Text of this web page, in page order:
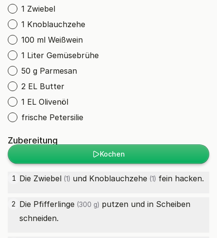
1 Zwiebel
1 Knoblauchzehe
100 ml Weißwein
1 Liter Gemüsebrühe
50 g Parmesan
2 EL Butter
1 EL Olivenöl
frische Petersilie
Zubereitung
Kochen
1 Die Zwiebel (1) und Knoblauchzehe (1) fein hacken.
2 Die Pfifferlinge (300 g) putzen und in Scheiben
schneiden.